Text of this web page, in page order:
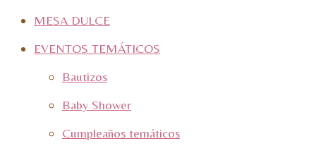
MESA DULCE
EVENTOS TEMÁTICOS
Bautizos
Baby Shower
Cumpleaños temáticos